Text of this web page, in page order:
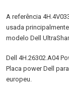
A referência
usada
modelo Dell
Dell 4H.26302.A04
Placa power Dell
europeu.